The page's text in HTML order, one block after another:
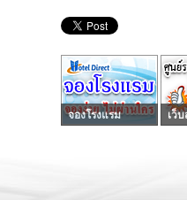
จองโรงแรม เว็